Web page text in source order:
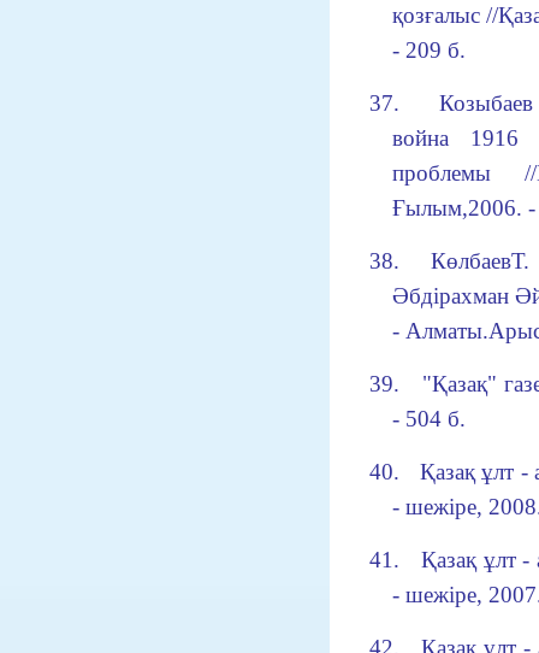
қозғалыс //
- 209 б.
37.
война 1916
проблемы
Ғылым,2006.
38.
Әбдірахман
-
39.
"Қазақ"
- 504 б.
40.
Қазақ ұлт -
- шежіре,
41.
Қазақ ұлт -
- шежіре,
42.
Қазақ ұлт -